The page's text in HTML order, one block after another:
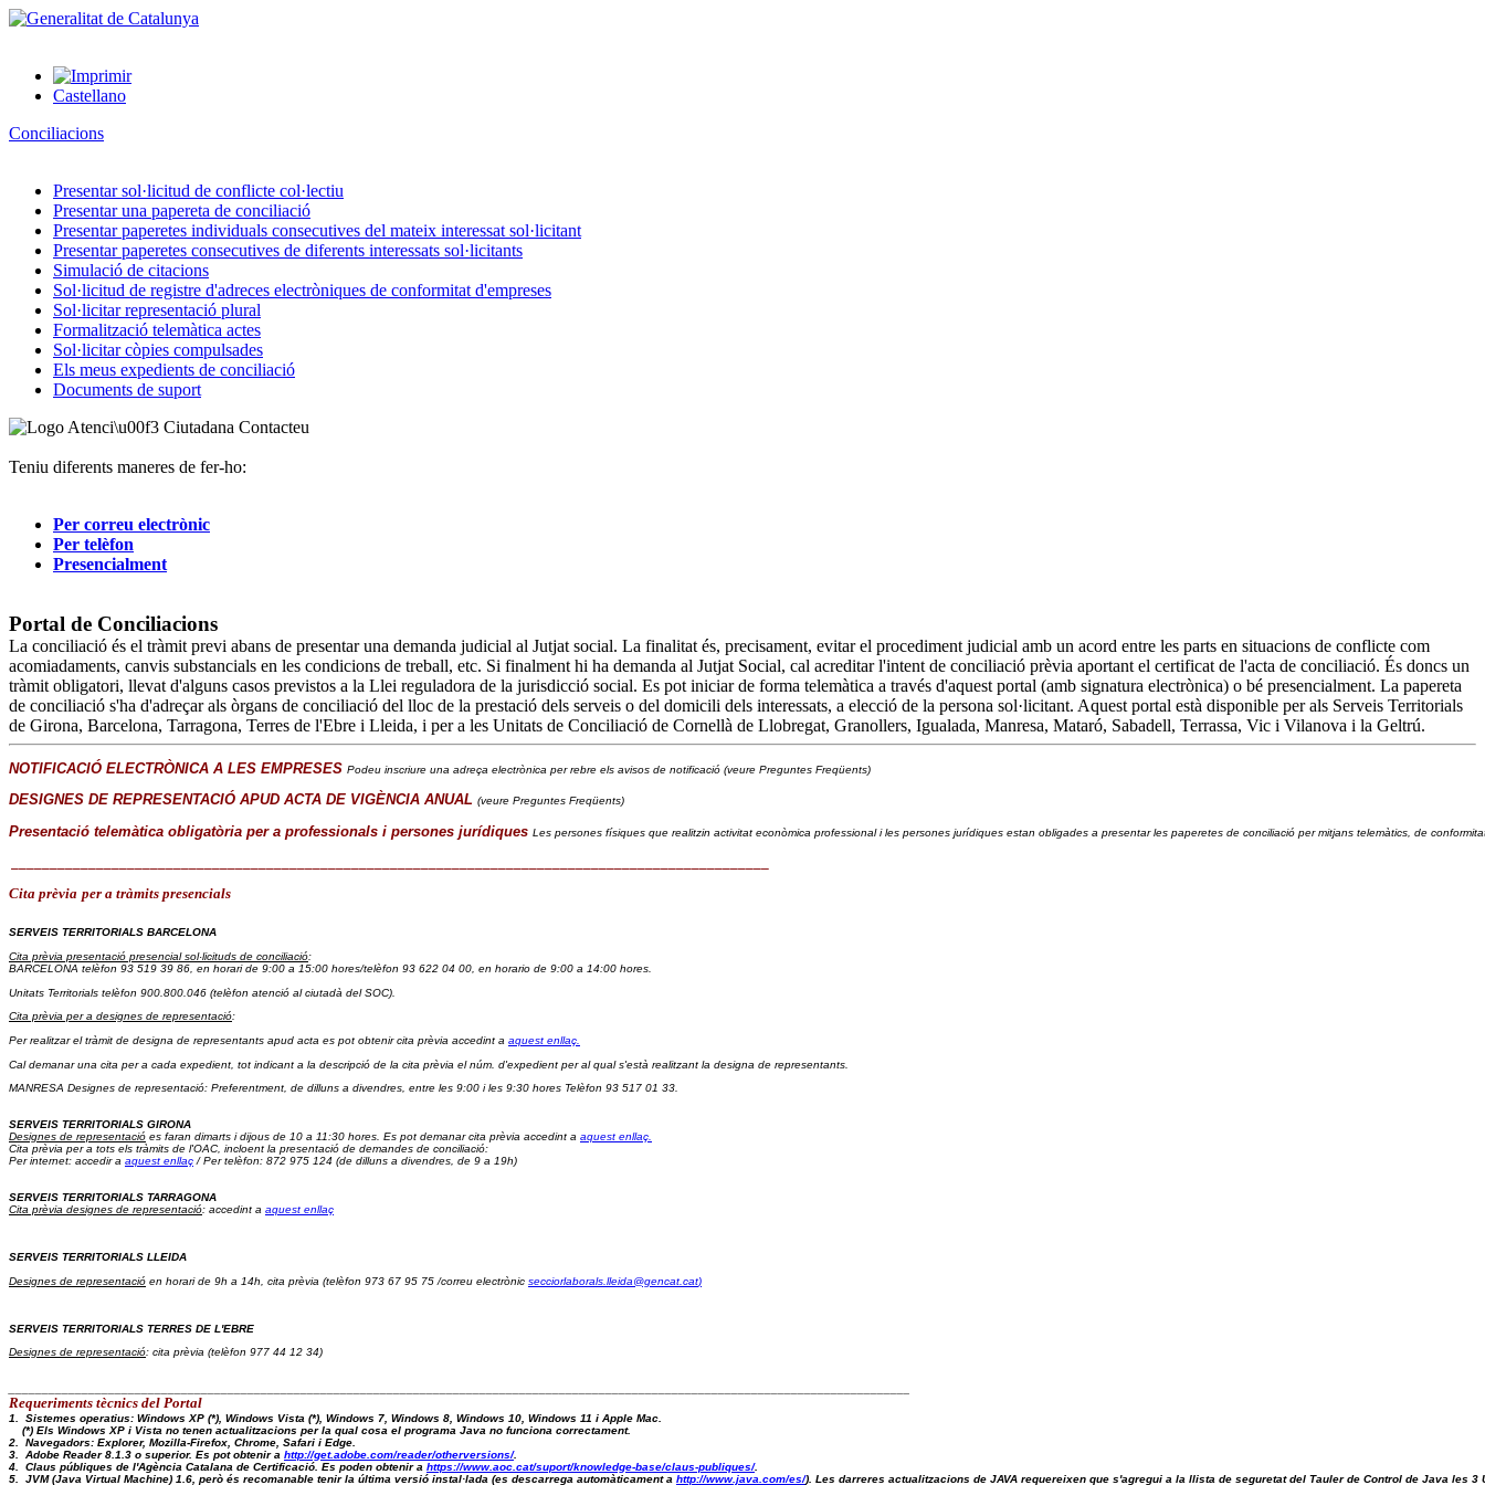
Castellano
Conciliacions
Presentar sol·licitud de conflicte col·lectiu
Presentar una papereta de conciliació
Presentar paperetes individuals consecutives del mateix interessat sol·licitant
Presentar paperetes consecutives de diferents interessats sol·licitants
Simulació de citacions
Sol·licitud de registre d'adreces electròniques de conformitat d'empreses
Sol·licitar representació plural
Formalització telemàtica actes
Sol·licitar còpies compulsades
Els meus expedients de conciliació
Documents de suport
Contacteu
Teniu diferents maneres de fer-ho:
Per correu electrònic
Per telèfon
Presencialment
Portal de Conciliacions
La conciliació és el tràmit previ abans de presentar una demanda judicial al Jutjat social. La finalitat és, precisament, evitar el procediment judicial amb un acord entre les parts en situacions de conflicte com
acomiadaments, canvis substancials en les condicions de treball, etc. Si finalment hi ha demanda al Jutjat Social, cal acreditar l'intent de conciliació prèvia aportant el certificat de l'acta de conciliació. És doncs un
tràmit obligatori, llevat d'alguns casos previstos a la Llei reguladora de la jurisdicció social. Es pot iniciar de forma telemàtica a través d'aquest portal (amb signatura electrònica) o bé presencialment. La papereta
de conciliació s'ha d'adreçar als òrgans de conciliació del lloc de la prestació dels serveis o del domicili dels interessats, a elecció de la persona sol·licitant. Aquest portal està disponible per als Serveis Territorials
de Girona, Barcelona, Tarragona, Terres de l'Ebre i Lleida, i per a les Unitats de Conciliació de Cornellà de Llobregat, Granollers, Igualada, Manresa, Mataró, Sabadell, Terrassa, Vic i Vilanova i la Geltrú.
NOTIFICACIÓ ELECTRÒNICA A LES EMPRESES Podeu inscriure una adreça electrònica per rebre els avisos de notificació (veure Preguntes Freqüents)
DESIGNES DE REPRESENTACIÓ APUD ACTA DE VIGÈNCIA ANUAL (veure Preguntes Freqüents)
Presentació telemàtica obligatòria per a professionals i persones jurídiques Les persones físiques que realitzin activitat econòmica professional i les persones jurídiques estan obligades a presentar les paperetes de conciliació per mitjans telemàtics, de
Cita prèvia per a tràmits presencials
SERVEIS TERRITORIALS BARCELONA
Cita prèvia presentació presencial sol·licituds de conciliació:
BARCELONA telèfon 93 519 39 86 , en horari de 9:00 a 15:00 hores/telèfon 93 622 04 00, en horario de 9:00 a 14:00 hores.
Unitats Territorials telèfon 900.800.046 (telèfon atenció al ciutadà del SOC).
Cita prèvia per a designes de representació:
Per realitzar el tràmit de designa de representants apud acta es pot obtenir cita prèvia accedint a aquest enllaç.
Cal demanar una cita per a cada expedient, tot indicant a la descripció de la cita prèvia el núm. d'expedient per al qual s'està realitzant la designa de representants.
MANRESA Designes de representació: Preferentment, de dilluns a divendres, entre les 9:00 i les 9:30 hores Telèfon 93 517 01 33.
SERVEIS TERRITORIALS GIRONA
Designes de representació es faran dimarts i dijous de 10 a 11:30 hores. Es pot demanar cita prèvia accedint a aquest enllaç.
Cita prèvia per a tots els tràmits de l'OAC, incloent la presentació de demandes de conciliació:
Per internet: accedir a aquest enllaç / Per telèfon: 872 975 124 (de dilluns a divendres, de 9 a 19h)
SERVEIS TERRITORIALS TARRAGONA
Cita prèvia designes de representació: accedint a aquest enllaç
SERVEIS TERRITORIALS LLEIDA
Designes de representació en horari de 9h a 14h, cita prèvia (telèfon 973 67 95 75 /correu electrònic secciorlaborals.lleida@gencat.cat)
SERVEIS TERRITORIALS TERRES DE L'EBRE
Designes de representació: cita prèvia (telèfon 977 44 12 34)
Requeriments tècnics del Portal
1.  Sistemes operatius: Windows XP (*), Windows Vista (*), Windows 7, Windows 8, Windows 10, Windows 11 i Apple Mac.
(*) Els Windows XP i Vista no tenen actualitzacions per la qual cosa el programa Java no funciona correctament.
2.  Navegadors: Explorer, Mozilla-Firefox, Chrome, Safari i Edge.
3.  Adobe Reader 8.1.3 o superior. Es pot obtenir a http://get.adobe.com/reader/otherversions/.
4.  Claus públiques de l'Agència Catalana de Certificació. Es poden obtenir a https://www.aoc.cat/suport/knowledge-base/claus-publiques/.
5.  JVM (Java Virtual Machine) 1.6, però és recomanable tenir la última versió instal·lada (es descarrega automàticament a http://www.java.com/es/). Les darreres actualitzacions de JAVA requereixen que s'agregui a la llista de seguretat del Tauler de Control de Java les 3